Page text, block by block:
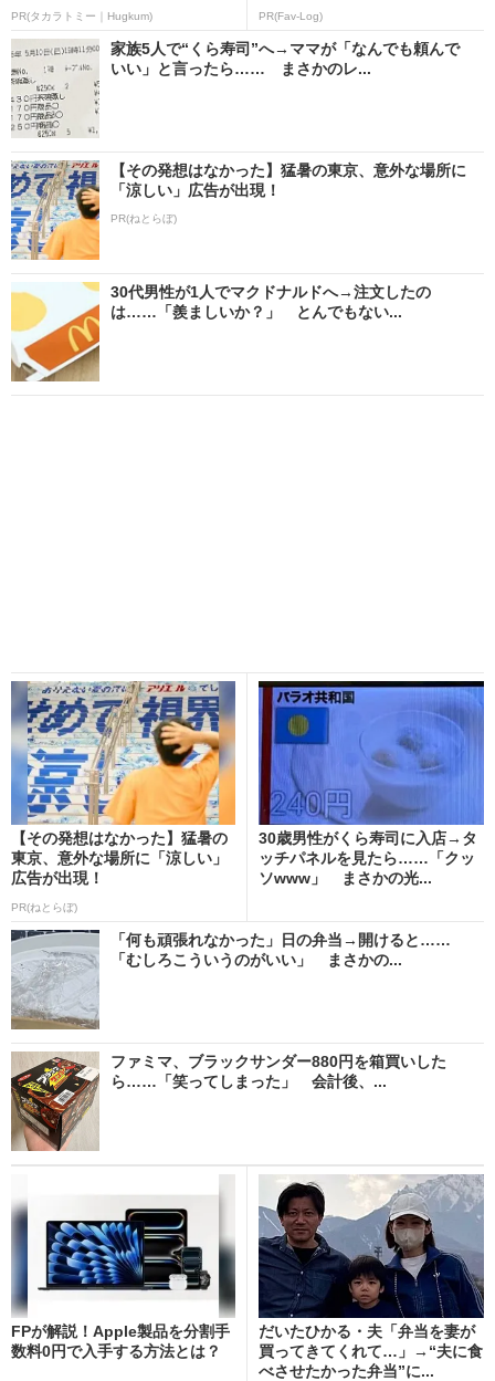
PR(タカラトミー｜Hugkum) PR(Fav-Log)
家族5人で“くら寿司”へ→ママが「なんでも頼んで
いい」と言ったら…… まさかのレ...
【その発想はなかった】猛暑の東京、意外な場所に
「涼しい」広告が出現！
PR(ねとらぼ)
30代男性が1人でマクドナルドへ→注文したの
は……「羨ましいか？」 とんでもない...
【その発想はなかった】猛暑の
東京、意外な場所に「涼しい」
広告が出現！
PR(ねとらぼ)
30歳男性がくら寿司に入店→タ
ッチパネルを見たら……「クッ
ソwww」 まさかの光...
「何も頑張れなかった」日の弁当→開けると……
「むしろこういうのがいい」 まさかの...
ファミマ、ブラックサンダー880円を箱買いした
ら……「笑ってしまった」 会計後、...
FPが解説！Apple製品を分割手
数料0円で入手する方法とは？
だいたひかる・夫「弁当を妻が
買ってきてくれて…」→“夫に食
べさせたかった弁当”に...